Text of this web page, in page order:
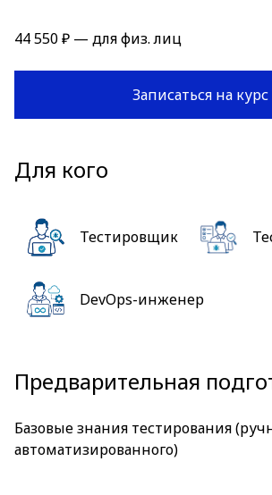
44 550 ₽ — для физ. лиц
Записаться на курс
Для кого
Тестировщик
DevOps-инженер
Предварительная
Базовые знания тестирования
автоматизированного)